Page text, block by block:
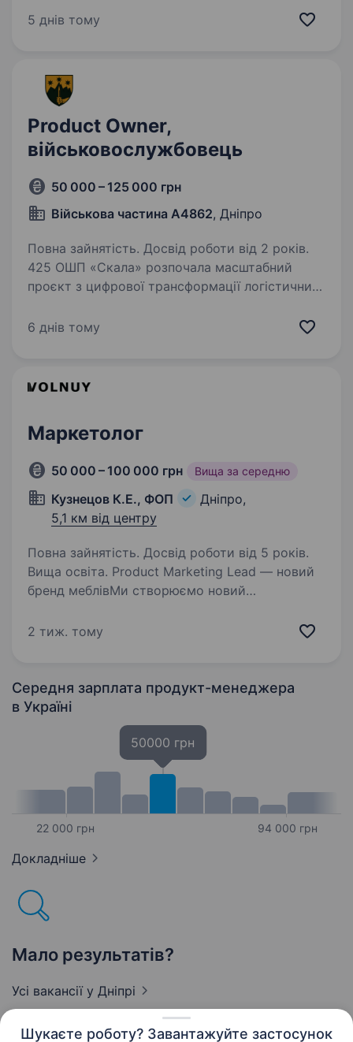
Шукаєте роботу? Завантажуйте застосунок
й сьогодні є лідером серед постачальників у
5 днів тому
Product Owner,
військовослужбовець
50 000 – 125 000 грн
Військова частина А4862, Дніпро
Повна зайнятість. Досвід роботи від 2 років.
425 ОШП «Скала» розпочала масштабний
проєкт з цифрової трансформації логістичних
та ефективну систему управління військової
6 днів тому
Маркетолог
50 000 – 100 000 грн Вища за середню
Кузнецов К.Е., ФОП
Дніпро,
5,1 км від центру
Повна зайнятість. Досвід роботи від 5 років.
Вища освіта. Product Marketing Lead — новий
бренд меблівМи створюємо новий
життя . Перший напрям — комплексні outdoor-
2 тиж. тому
Середня зарплата продукт-менеджера
в Україні
22 000 грн
50000 грн
94 000 грн
Докладніше
Мало результатів?
Усі вакансії у Дніпрі